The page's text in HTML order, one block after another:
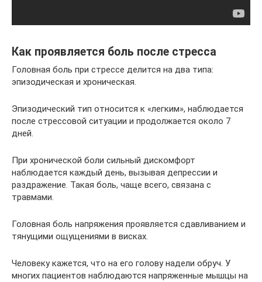
Как проявляется боль после стресса
Головная боль при стрессе делится на два типа:
эпизодическая и хроническая.
Эпизодический тип относится к «легким», наблюдается
после стрессовой ситуации и продолжается около 7
дней.
При хронической боли сильный дискомфорт
наблюдается каждый день, вызывая депрессии и
раздражение. Такая боль, чаще всего, связана с
травмами.
Головная боль напряжения проявляется сдавливанием и
тянущими ощущениями в висках.
Человеку кажется, что на его голову надели обруч. У
многих пациентов наблюдаются напряженные мышцы на